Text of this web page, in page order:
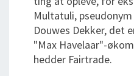
Multatuli,
Douwes Dekker, det
"Max Havelaar"-
hedder Fairtrade.